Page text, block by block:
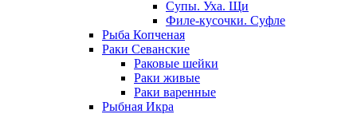
Супы. Уха. Щи
Филе-кусочки. Суфле
Рыба Копченая
Раки Севанские
Раковые шейки
Раки живые
Раки варенные
Рыбная Икра